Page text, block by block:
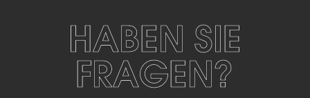
HABEN SIE
FRAGEN?